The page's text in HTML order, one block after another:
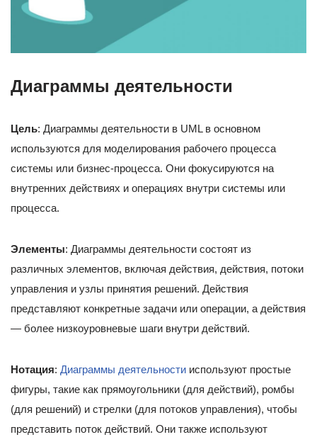
Диаграммы деятельности
Цель: Диаграммы деятельности в UML в основном
используются для моделирования рабочего процесса
системы или бизнес-процесса. Они фокусируются на
внутренних действиях и операциях внутри системы или
процесса.
Элементы: Диаграммы деятельности состоят из
различных элементов, включая действия, действия, потоки
управления и узлы принятия решений. Действия
представляют конкретные задачи или операции, а действия
— более низкоуровневые шаги внутри действий.
Нотация: Диаграммы деятельности используют простые
фигуры, такие как прямоугольники (для действий), ромбы
(для решений) и стрелки (для потоков управления), чтобы
представить поток действий. Они также используют